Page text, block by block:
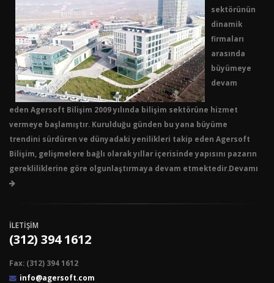
sektörünün
dinamik
firmaları
arasında
büyümeye
devam
eden Agersoft Bilişim 2009 yılında bilişim sektörüne hizmet
vermeye başlamıştır. Kurulduğu günden bu yana büyüme
trendini sürdüren ve dünyadaki yenilikleri takip eden Agersoft
Bilişim, gelişmelere bağlı olarak yıllar içerisinde yapısını pazarın
gerekliliklerine göre olgunlaştırmaya devam etmektedir.Devamı
İLETİŞİM
(312) 394 1612
Fax: (312) 394 1612
info@agersoft.com